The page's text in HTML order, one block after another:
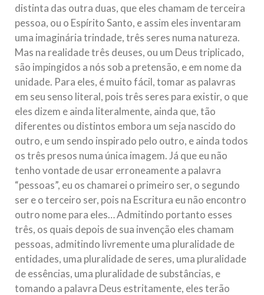
distinta das outra duas, que eles chamam de terceira
pessoa, ou o Espírito Santo, e assim eles inventaram
uma imaginária trindade, três seres numa natureza.
Mas na realidade três deuses, ou um Deus triplicado,
são impingidos a nós sob a pretensão, e em nome da
unidade. Para eles, é muito fácil, tomar as palavras
em seu senso literal, pois três seres para existir, o que
eles dizem e ainda literalmente, ainda que, tão
diferentes ou distintos embora um seja nascido do
outro, e um sendo inspirado pelo outro, e ainda todos
os três presos numa única imagem. Já que eu não
tenho vontade de usar erroneamente a palavra
“pessoas”, eu os chamarei o primeiro ser, o segundo
ser e o terceiro ser, pois na Escritura eu não encontro
outro nome para eles… Admitindo portanto esses
três, os quais depois de sua invenção eles chamam
pessoas, admitindo livremente uma pluralidade de
entidades, uma pluralidade de seres, uma pluralidade
de essências, uma pluralidade de substâncias, e
tomando a palavra Deus estritamente, eles terão